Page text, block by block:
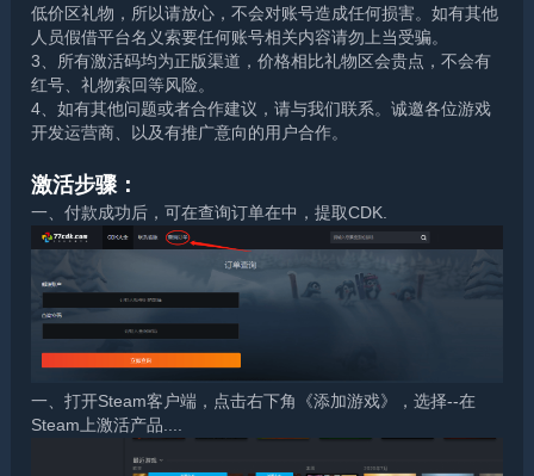
低价区礼物，所以请放心，不会对账号造成任何损害。如有其他
人员假借平台名义索要任何账号相关内容请勿上当受骗。
3、所有激活码均为正版渠道，价格相比礼物区会贵点，不会有
红号、礼物索回等风险。
4、如有其他问题或者合作建议，请与我们联系。诚邀各位游戏
开发运营商、以及有推广意向的用户合作。
激活步骤：
一、付款成功后，可在查询订单在中，提取CDK.
一、打开Steam客户端，点击右下角《添加游戏》，选择--在
Steam上激活产品....